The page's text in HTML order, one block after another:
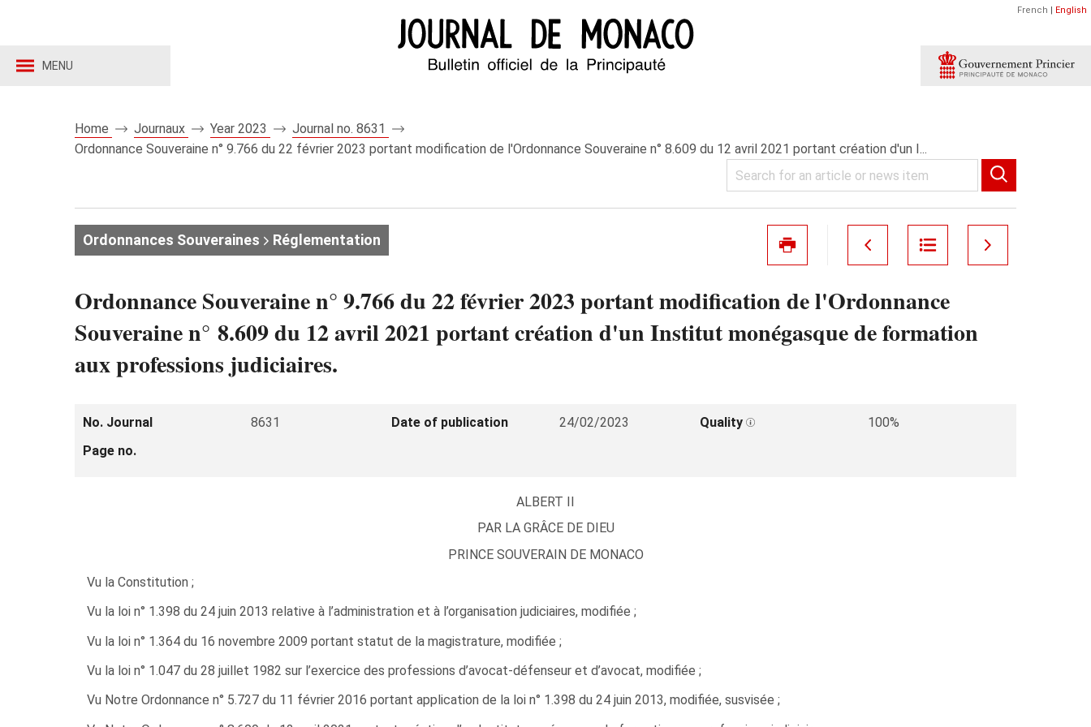
MENU
French | English
Home Journaux Year 2023
Journal no. 8631
Ordonnance Souveraine n° 9.766 du 22 février 2023 portant modification de l'Ordonnance Souveraine n° 8.609 du 12 avril 2021 portant création d'un I...
Ordonnances Souveraines Réglementation
Ordonnance Souveraine n° 9.766 du 22 février 2023 portant modification de l'Ordonnance
Souveraine n° 8.609 du 12 avril 2021 portant création d'un Institut monégasque de formation
aux professions judiciaires.
No. Journal 8631 Date of publication 24/02/2023 Quality
100%
Page no.
ALBERT II
PAR LA GRÂCE DE DIEU
PRINCE SOUVERAIN DE MONACO
Vu la Constitution ;
Vu la loi n° 1.398 du 24 juin 2013 relative à l’administration et à l’organisation judiciaires, modifiée ;
Vu la loi n° 1.364 du 16 novembre 2009 portant statut de la magistrature, modifiée ;
Vu la loi n° 1.047 du 28 juillet 1982 sur l’exercice des professions d’avocat-défenseur et d’avocat, modifiée ;
Vu Notre Ordonnance n° 5.727 du 11 février 2016 portant application de la loi n° 1.398 du 24 juin 2013, modifiée, susvisée ;